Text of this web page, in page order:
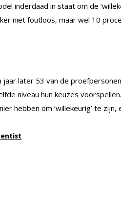
inderdaad in staat om de
niet foutloos, maar wel 10
later 53 van de
niveau hun keuzes
hebben om ‘willekeurig’ te